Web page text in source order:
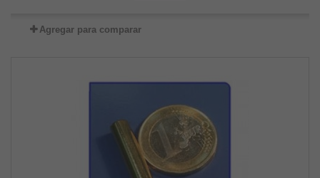
Agregar para comparar